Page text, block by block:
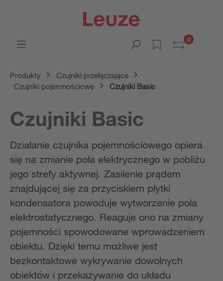
0
Produkty
Czujniki przełączające
Czujniki pojemnościowe
Czujniki Basic
Czujniki Basic
Działanie czujnika pojemnościowego opiera
się na zmianie pola elektrycznego w pobliżu
jego strefy aktywnej. Zasilenie prądem
znajdującej się za przyciskiem płytki
kondensatora powoduje wytworzenie pola
elektrostatycznego. Reaguje ono na zmiany
pojemności spowodowane wprowadzeniem
obiektu. Dzięki temu możliwe jest
bezkontaktowe wykrywanie dowolnych
obiektów i przekazywanie do układu